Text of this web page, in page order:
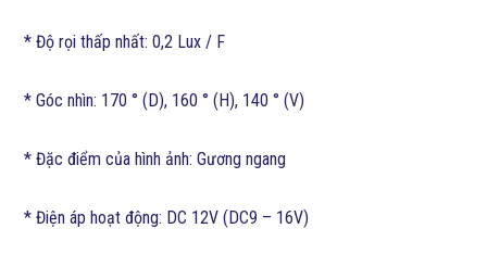
* Độ rọi thấp nhất: 0,2 Lux / F
* Góc nhìn: 170 ° (D), 160 ° (H), 140 ° (V)
* Đặc điểm của hình ảnh: Gương ngang
* Điện áp hoạt động: DC 12V (DC9 – 16V)